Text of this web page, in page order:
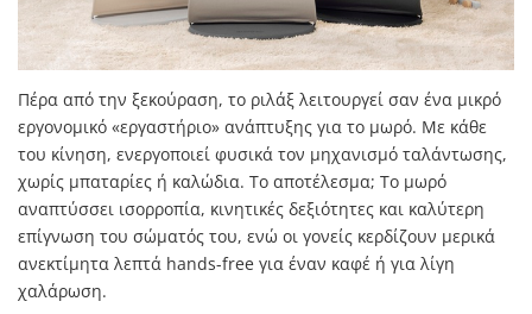
Πέρα από την ξεκούραση, το ριλάξ λειτουργεί σαν ένα μικρό
εργονομικό «εργαστήριο» ανάπτυξης για το μωρό. Με κάθε
του κίνηση, ενεργοποιεί φυσικά τον μηχανισμό ταλάντωσης,
χωρίς μπαταρίες ή καλώδια. Το αποτέλεσμα; Το μωρό
αναπτύσσει ισορροπία, κινητικές δεξιότητες και καλύτερη
επίγνωση του σώματός του, ενώ οι γονείς κερδίζουν μερικά
ανεκτίμητα λεπτά hands-free για έναν καφέ ή για λίγη
χαλάρωση.